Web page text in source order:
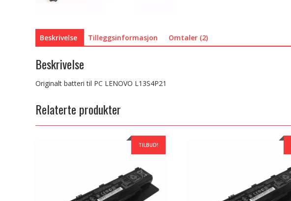
Beskrivelse Tilleggsinformasjon Omtaler (2)
Beskrivelse
Originalt batteri til PC LENOVO L13S4P21
Relaterte produkter
TILBUD!